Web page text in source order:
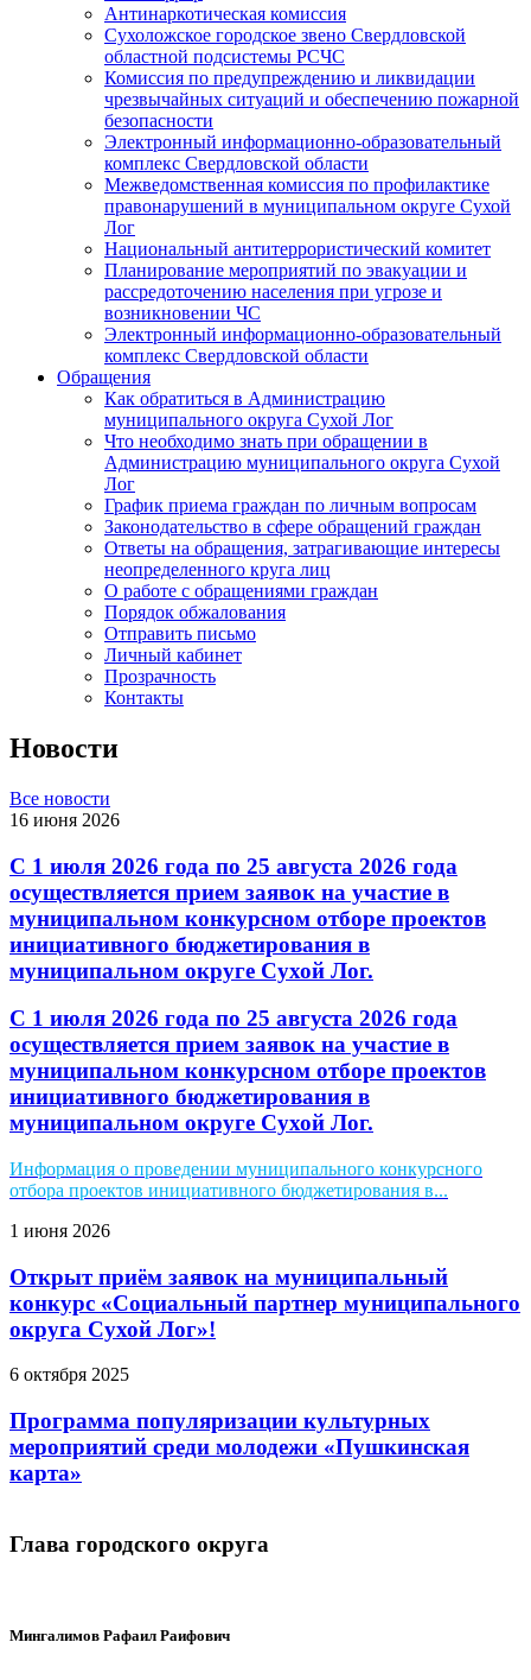
Антинаркотическая комиссия
Сухоложское городское звено Свердловской
областной подсистемы РСЧС
Комиссия по предупреждению и ликвидации
чрезвычайных ситуаций и обеспечению пожарной
безопасности
Электронный информационно-образовательный
комплекс Cвердловской области
Межведомственная комиссия по профилактике
правонарушений в муниципальном округе Сухой
Лог
Национальный антитеррористический комитет
Планирование мероприятий по эвакуации и
рассредоточению населения при угрозе и
возникновении ЧС
Электронный информационно-образовательный
комплекс Свердловской области
Обращения
Как обратиться в Администрацию
муниципального округа Сухой Лог
Что необходимо знать при обращении в
Администрацию муниципального округа Сухой
Лог
График приема граждан по личным вопросам
Законодательство в сфере обращений граждан
Ответы на обращения, затрагивающие интересы
неопределенного круга лиц
О работе с обращениями граждан
Порядок обжалования
Отправить письмо
Личный кабинет
Прозрачность
Контакты
Новости
Все новости
16 июня 2026
С 1 июля 2026 года по 25 августа 2026 года
осуществляется прием заявок на участие в
муниципальном конкурсном отборе проектов
инициативного бюджетирования в
муниципальном округе Сухой Лог.
С 1 июля 2026 года по 25 августа 2026 года
осуществляется прием заявок на участие в
муниципальном конкурсном отборе проектов
инициативного бюджетирования в
муниципальном округе Сухой Лог.
Информация о проведении муниципального конкурсного
отбора проектов инициативного бюджетирования в...
1 июня 2026
Открыт приём заявок на муниципальный
конкурс «Социальный партнер муниципального
округа Сухой Лог»!
6 октября 2025
Программа популяризации культурных
мероприятий среди молодежи «Пушкинская
карта»
Глава городского округа
Мингалимов Рафаил Раифович